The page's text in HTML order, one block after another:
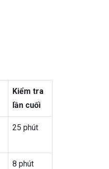
Kiểm tra
lần cuối
25 phút
8 phút